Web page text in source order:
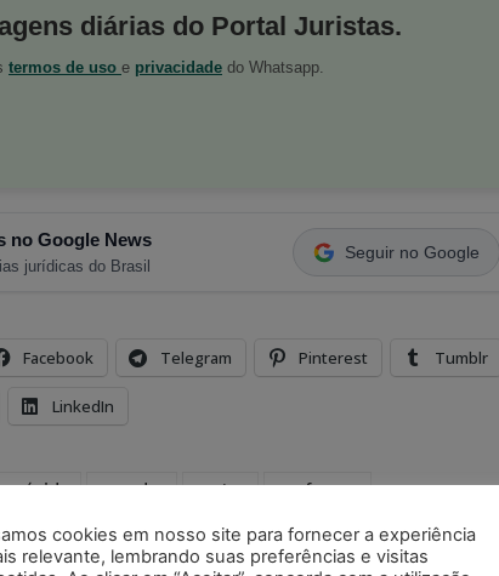
diárias do Portal Juristas.
termos de uso e privacidade do Whatsapp.
no Google News
jurídicas do Brasil
Seguir no Google
Facebook Telegram Pinterest Tumblr
LinkedIn
grávida mandar matar professor
cookies em nosso site para fornecer a experiência
relevante, lembrando suas preferências e visitas